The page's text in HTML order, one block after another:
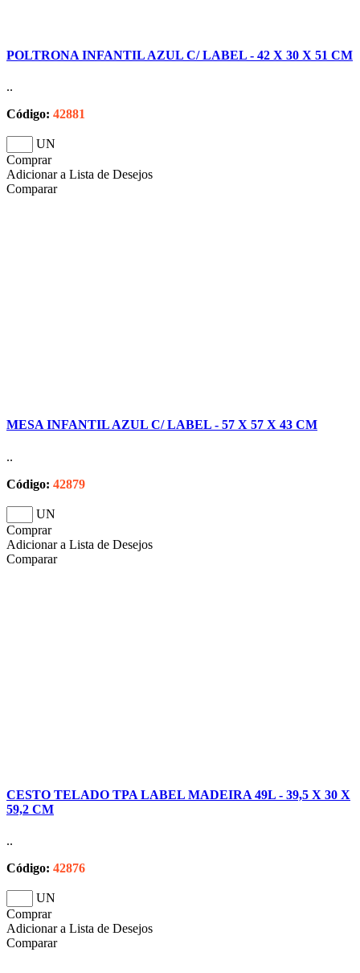
POLTRONA INFANTIL AZUL C/ LABEL - 42 X 30 X 51 CM
..
Código: 42881
UN
Comprar
Adicionar a Lista de Desejos
Comparar
MESA INFANTIL AZUL C/ LABEL - 57 X 57 X 43 CM
..
Código: 42879
UN
Comprar
Adicionar a Lista de Desejos
Comparar
CESTO TELADO TPA LABEL MADEIRA 49L - 39,5 X 30 X
59,2 CM
..
Código: 42876
UN
Comprar
Adicionar a Lista de Desejos
Comparar